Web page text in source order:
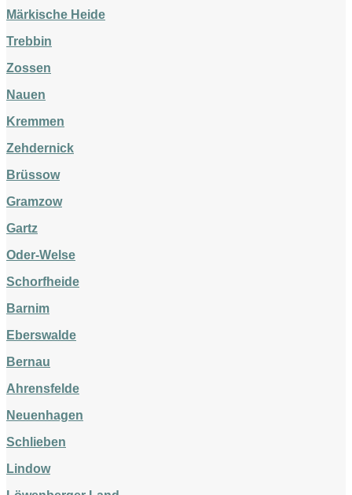
Märkische Heide
Trebbin
Zossen
Nauen
Kremmen
Zehdernick
Brüssow
Gramzow
Gartz
Oder-Welse
Schorfheide
Barnim
Eberswalde
Bernau
Ahrensfelde
Neuenhagen
Schlieben
Lindow